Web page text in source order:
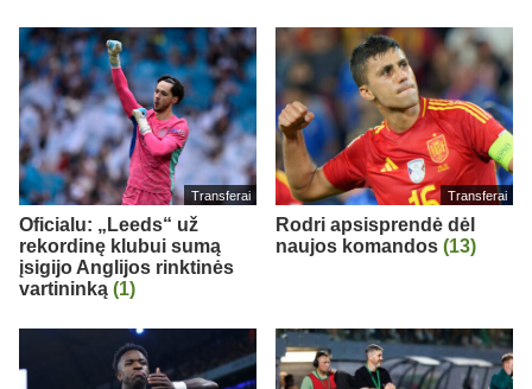
Transferai
Oficialu: „Leeds“ už
rekordinę klubui sumą
įsigijo Anglijos rinktinės
vartininką (1)
Transferai
Rodri apsisprendė dėl
naujos komandos (13)